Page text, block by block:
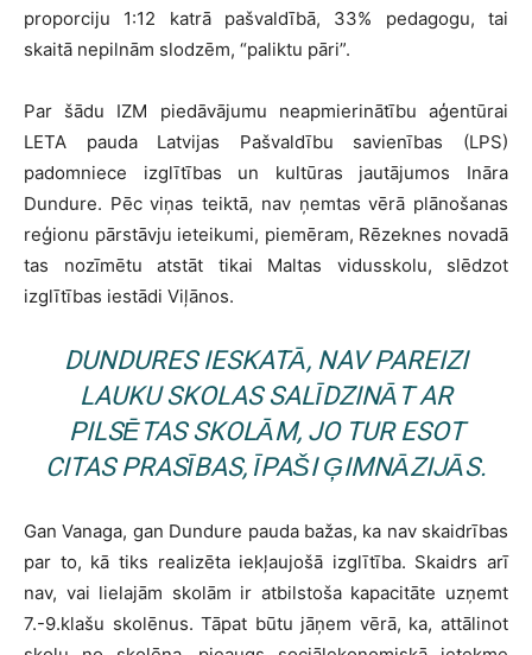
proporciju 1:12 katrā pašvaldībā, 33% pedagogu, tai
skaitā nepilnām slodzēm, “paliktu pāri”.
Par šādu IZM piedāvājumu neapmierinātību aģentūrai
LETA pauda Latvijas Pašvaldību savienības (LPS)
padomniece izglītības un kultūras jautājumos Ināra
Dundure. Pēc viņas teiktā, nav ņemtas vērā plānošanas
reģionu pārstāvju ieteikumi, piemēram, Rēzeknes novadā
tas nozīmētu atstāt tikai Maltas vidusskolu, slēdzot
izglītības iestādi Viļānos.
DUNDURES IESKATĀ, NAV PAREIZI
LAUKU SKOLAS SALĪDZINĀT AR
PILSĒTAS SKOLĀM, JO TUR ESOT
CITAS PRASĪBAS, ĪPAŠI ĢIMNĀZIJĀS.
Gan Vanaga, gan Dundure pauda bažas, ka nav skaidrības
par to, kā tiks realizēta iekļaujošā izglītība. Skaidrs arī
nav, vai lielajām skolām ir atbilstoša kapacitāte uzņemt
7.-9.klašu skolēnus. Tāpat būtu jāņem vērā, ka, attālinot